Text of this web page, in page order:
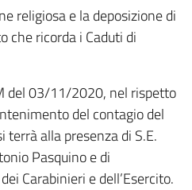
religiosa e la deposizione di
che ricorda i Caduti di
del 03/11/2020, nel rispetto
del contagio del
terrà alla presenza di S.E.
Pasquino e di
Carabinieri e dell’Esercito.